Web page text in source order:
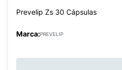
Prevelip Zs 30 Cápsulas
Marca:PREVELIP